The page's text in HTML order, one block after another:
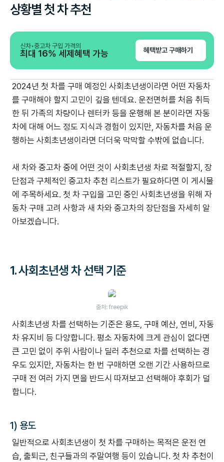
상황별 첫 차 추천
신차•중고차 구입 가격의
최대 16% 세제혜택 가능 혜택받고 구매하기
2024년 첫 차를 구매 예정인 사회초년생이라면 어떤 자동차
를 구매해야 할지 고민이 깊을 텐데요. 운전면허를 처음 취득
한 뒤 가족의 차량이나 렌터카 등을 운행해 본 분이라면 자동
차에 대해 어느 정도 지식과 경험이 있지만, 자동차를 처음 운
행하는 사회초년생이라면 더더욱 막막할 수밖에 없습니다.
새 차와 중고차 중에 어떤 것이 사회초년생 차로 적절할지, 장
단점과 구체적인 중고차 추천 리스트가 필요하다면 이 게시물
에 주목하세요. 첫 차 구입을 고민 중인 사회초년생을 위해 자
동차 구매 고려 사항과 새 차와 중고차의 장단점을 자세히 알
아보겠습니다.
1.사회초년생 차 선택 기준
출처: freepik
사회초년생 차를 선택하는 기준은 용도, 구매 예산, 연비, 자동
차 유지비 등 다양합니다. 평소 자동차에 크게 관심이 없다면
큰 고민 없이 주위 사람이나 딜러 추천으로 차를 선택하는 경
우도 있지만, 자동차는 한 번 구매하면 오랜 기간 사용하므로
구매 전 여러 가지 면을 반드시 따져보고 선택해야 후회가 덜
합니다.
1) 용도
일반적으로 사회초년생이 첫 차를 구매하는 목적은 운전 연
습, 출퇴근, 친구들과의 주말여행 등이 있습니다. 첫 차 추천이